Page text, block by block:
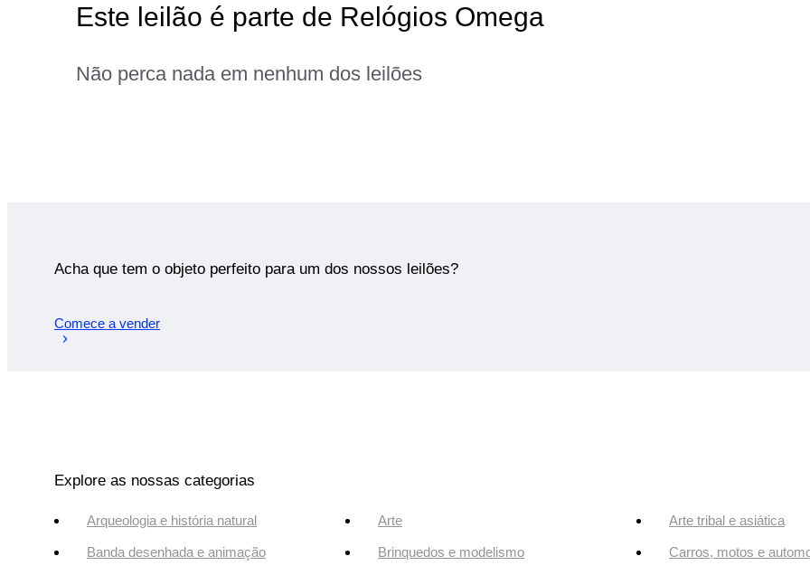
Este leilão é parte de Relógios Omega
Não perca nada em nenhum dos leilões
Acha que tem o objeto perfeito para um dos nossos leilões?
Comece a vender
Explore as nossas categorias
Arqueologia e história natural Arte Arte tribal e asiática
Banda desenhada e animação Brinquedos e modelismo Carros, motos e